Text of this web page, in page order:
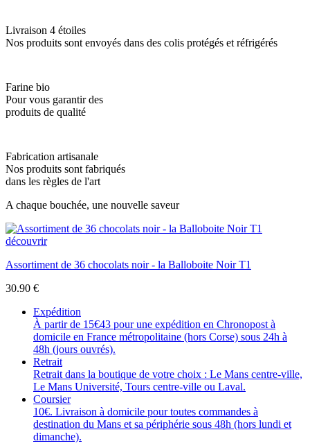
Livraison 4 étoiles
Nos produits sont envoyés dans des colis protégés et réfrigérés
Farine bio
Pour vous garantir des
produits de qualité
Fabrication artisanale
Nos produits sont fabriqués
dans les règles de l'art
A chaque bouchée, une nouvelle saveur
découvrir
Assortiment de 36 chocolats noir - la Balloboite Noir T1
30.90 €
Expédition
À partir de 15€43 pour une expédition en Chronopost à
domicile en France métropolitaine (hors Corse) sous 24h à
48h (jours ouvrés).
Retrait
Retrait dans la boutique de votre choix : Le Mans centre-ville,
Le Mans Université, Tours centre-ville ou Laval.
Coursier
10€. Livraison à domicile pour toutes commandes à
destination du Mans et sa périphérie sous 48h (hors lundi et
dimanche).